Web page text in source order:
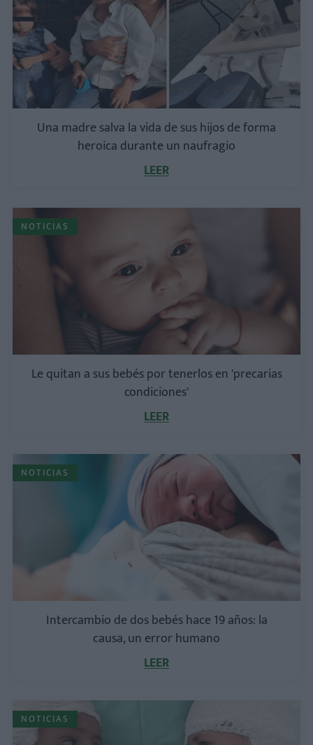
Una madre salva la vida de sus hijos de forma
heroica durante un naufragio
LEER
NOTICIAS
Le quitan a sus bebés por tenerlos en 'precarias
condiciones'
LEER
NOTICIAS
Intercambio de dos bebés hace 19 años: la
causa, un error humano
LEER
NOTICIAS